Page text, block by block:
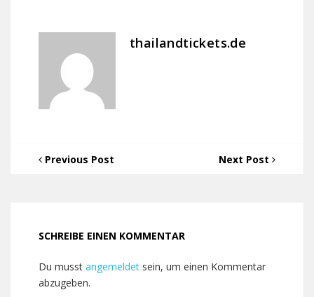
thailandtickets.de
Previous Post Next Post
SCHREIBE EINEN KOMMENTAR
Du musst angemeldet sein, um einen Kommentar
abzugeben.